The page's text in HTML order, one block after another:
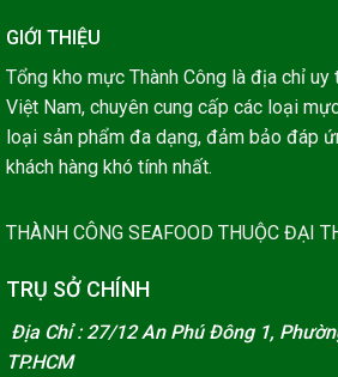
GIỚI THIỆU
Tổng kho mực Thành Công là địa chỉ
Việt Nam, chuyên cung cấp các loại
loại sản phẩm đa dạng, đảm bảo đáp
khách hàng khó tính nhất.
THÀNH CÔNG SEAFOOD THUỘC ĐẠI
TRỤ SỞ CHÍNH
Địa Chỉ : 27/12 An Phú Đông 1,
TP.HCM